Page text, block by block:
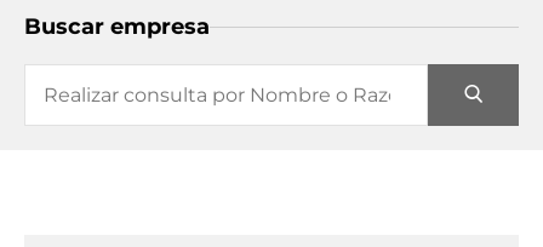
Buscar empresa